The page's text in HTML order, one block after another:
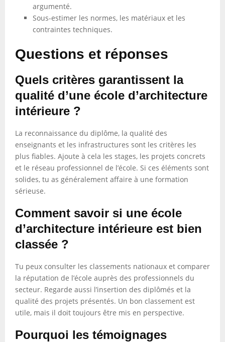
argumenté.
Sous-estimer les normes, les matériaux et les
contraintes techniques.
Questions et réponses
Quels critères garantissent la
qualité d’une école d’architecture
intérieure ?
La reconnaissance du diplôme, la qualité des
enseignants et les infrastructures sont les critères les
plus fiables. Ajoute à cela les stages, les projets concrets
et le réseau professionnel de l’école. Si ces éléments sont
solides, tu as généralement affaire à une formation
sérieuse.
Comment savoir si une école
d’architecture intérieure est bien
classée ?
Tu peux consulter les classements nationaux et comparer
la réputation de l’école auprès des professionnels du
secteur. Regarde aussi l’insertion des diplômés et la
qualité des projets présentés. Un bon classement est
utile, mais il doit toujours être mis en perspective.
Pourquoi les témoignages